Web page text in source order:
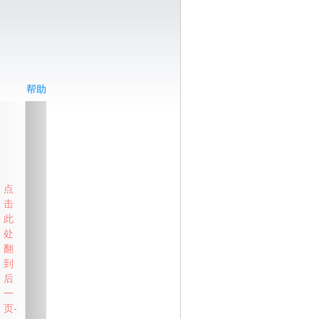
帮助
点
击
此
处
翻
到
后
一
页-